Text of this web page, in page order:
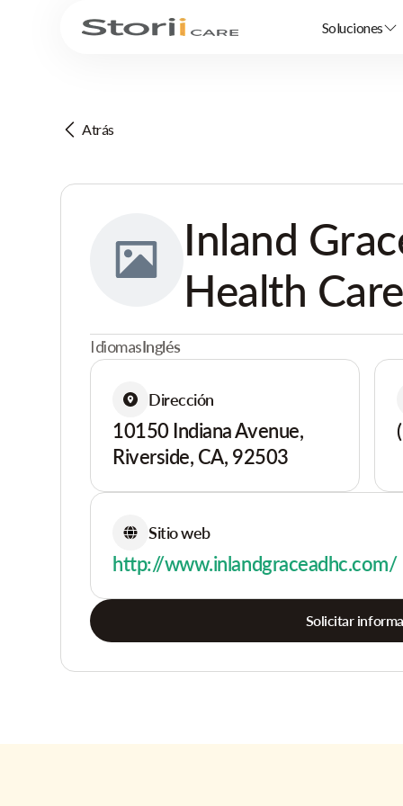
Soluciones
Atrás
Inland
Health
IdiomasInglés
Dirección
10150 Indiana Avenue,
Riverside, CA, 92503
Sitio web
http://www.inlandgraceadhc.com/
Solicitar